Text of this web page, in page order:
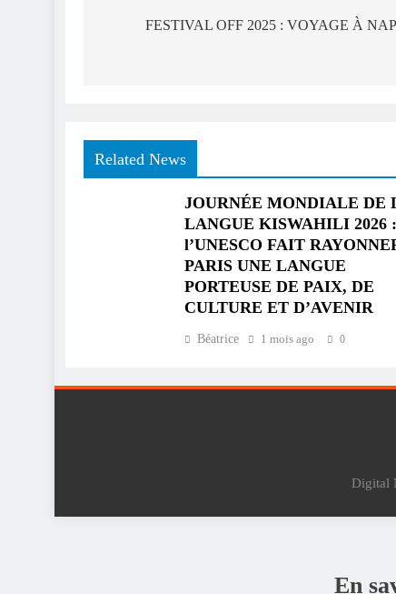
FESTIVAL OFF 2025 : VOYAGE À
Related News
JOURNÉE MONDIALE DE
LANGUE KISWAHILI 2026 :
l’UNESCO FAIT
PARIS UNE LANGUE
PORTEUSE DE PAIX, DE
CULTURE ET D’AVENIR
Béatrice 1 mois ago 0
Digital
En